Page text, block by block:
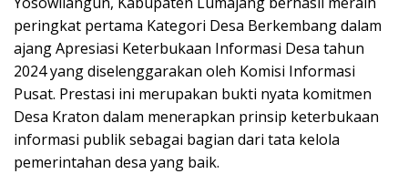
peringkat pertama Kategori Desa Berkembang dalam
ajang Apresiasi Keterbukaan Informasi Desa tahun
2024 yang diselenggarakan oleh Komisi Informasi
Pusat. Prestasi ini merupakan bukti nyata komitmen
Desa Kraton dalam menerapkan prinsip keterbukaan
informasi publik sebagai bagian dari tata kelola
pemerintahan desa yang baik.